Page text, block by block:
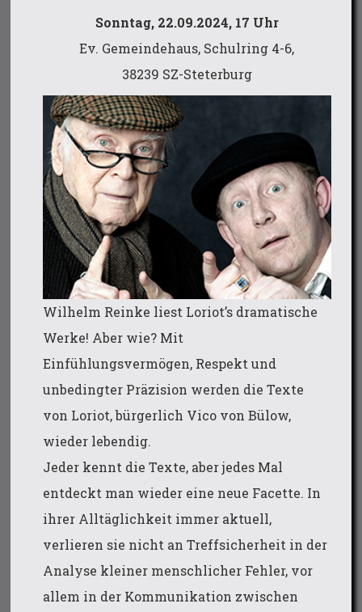
Sonntag, 22.09.2024, 17 Uhr
Ev. Gemeindehaus, Schulring 4-6,
38239 SZ-Steterburg
Wilhelm Reinke liest Loriot’s dramatische
Werke! Aber wie? Mit
Einfühlungsvermögen, Respekt und
unbedingter Präzision werden die Texte
von Loriot, bürgerlich Vico von Bülow,
wieder lebendig.
Jeder kennt die Texte, aber jedes Mal
entdeckt man wieder eine neue Facette. In
ihrer Alltäglichkeit immer aktuell,
verlieren sie nicht an Treffsicherheit in der
Analyse kleiner menschlicher Fehler, vor
allem in der Kommunikation zwischen